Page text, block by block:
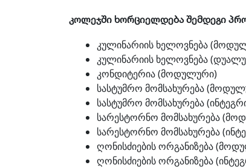
კოლეჯში ხორციელდება შემდეგი
კულინარიის ხელოვნება
კულინარიის ხელოვნება
კონდიტერია (მოდულური)
სასტუმრო მომსახურება
სასტუმრო მომსახურება
სარესტორნო მომსახურება
სარესტორნო მომსახურება
ღონისძიების ორგანიზება
ღონისძიების ორგანიზება